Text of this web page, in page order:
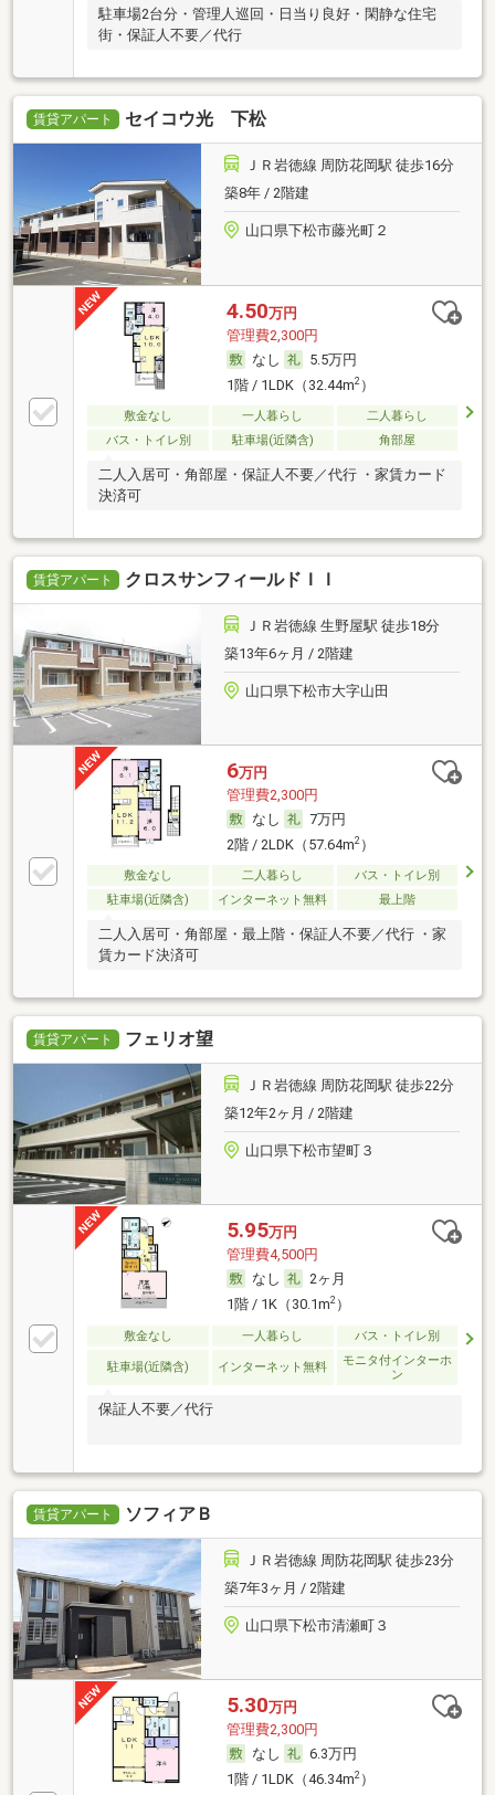
駐車場2台分・管理人巡回・日当り良好・閑静な住宅
街・保証人不要／代行
賃貸アパート セイコウ光 下松
ＪＲ岩徳線 周防花岡駅 徒歩16分
築8年 / 2階建
山口県下松市藤光町２
4.50万円
管理費2,300円
なし
5.5万円
1階 / 1LDK（32.44m2）
敷金なし 一人暮らし
二人暮らし
バス・トイレ別
駐車場(近隣含) 角部屋
二人入居可・角部屋・保証人不要／代行 ・家賃カード
決済可
賃貸アパート クロスサンフィールドＩＩ
ＪＲ岩徳線 生野屋駅 徒歩18分
築13年6ヶ月 / 2階建
山口県下松市大字山田
6万円
管理費2,300円
なし
7万円
2階 / 2LDK（57.64m2）
敷金なし 二人暮らし
バス・トイレ別
駐車場(近隣含)
インターネット無料 最上階
二人入居可・角部屋・最上階・保証人不要／代行 ・家
賃カード決済可
賃貸アパート フェリオ望
ＪＲ岩徳線 周防花岡駅 徒歩22分
築12年2ヶ月 / 2階建
山口県下松市望町３
5.95万円
管理費4,500円
なし
2ヶ月
1階 / 1K（30.1m2）
敷金なし 一人暮らし バス・トイレ別
駐車場(近隣含) インターネット無料
モニタ付インターホ
ン
保証人不要／代行
賃貸アパート ソフィアＢ
ＪＲ岩徳線 周防花岡駅 徒歩23分
築7年3ヶ月 / 2階建
山口県下松市清瀬町３
5.30万円
管理費2,300円
なし
6.3万円
1階 / 1LDK（46.34m2）